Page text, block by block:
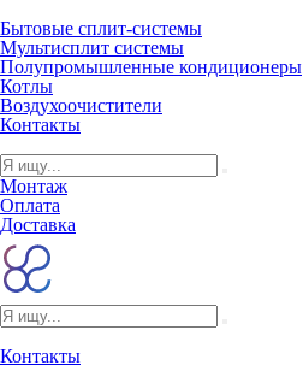
Бытовые сплит-системы
Мультисплит системы
Полупромышленные кондиционеры
Котлы
Воздухоочистители
Контакты
Монтаж
Оплата
Доставка
Контакты